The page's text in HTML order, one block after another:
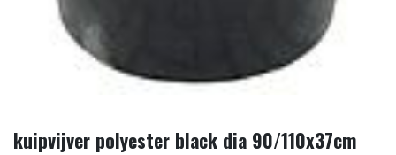
kuipvijver polyester black dia 90/110x37cm